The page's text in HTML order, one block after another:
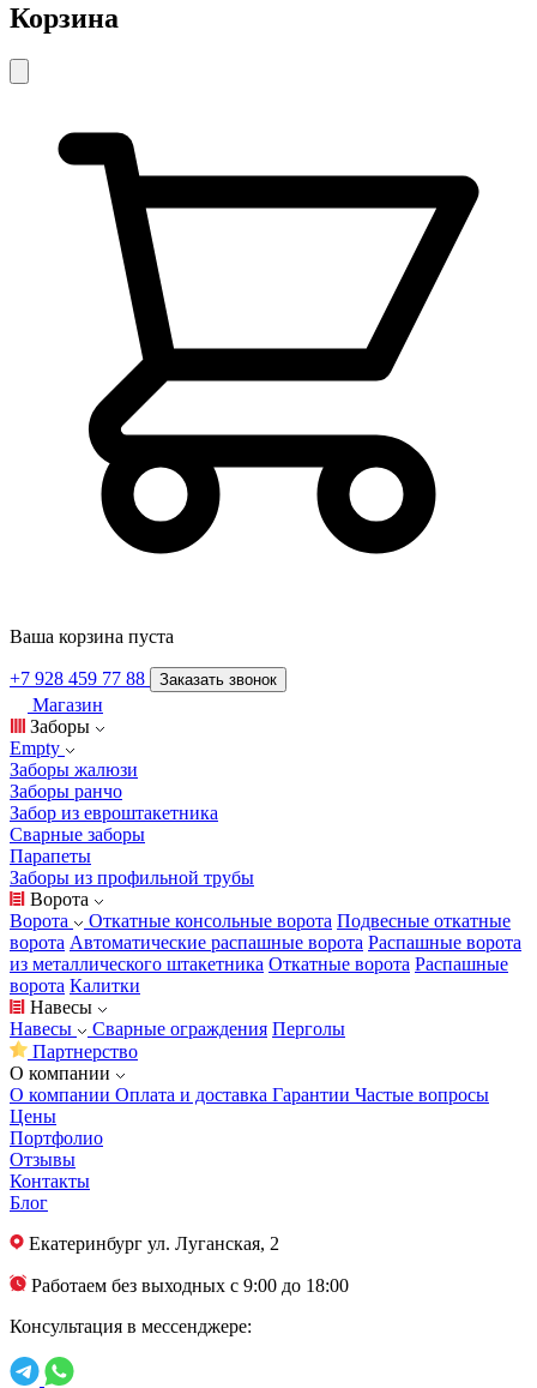
Корзина
Ваша корзина пуста
+7 928 459 77 88 Заказать звонок
Магазин
Заборы
Empty
Заборы жалюзи
Заборы ранчо
Забор из евроштакетника
Сварные заборы
Парапеты
Заборы из профильной трубы
Ворота
Ворота
Откатные консольные ворота Подвесные откатные
ворота Автоматические распашные ворота Распашные ворота
из металлического штакетника Откатные ворота Распашные
ворота Калитки
Навесы
Навесы
Сварные ограждения Перголы
Партнерство
О компании
О компании Оплата и доставка Гарантии Частые вопросы
Цены
Портфолио
Отзывы
Контакты
Блог
Екатеринбург ул. Луганская, 2
Работаем без выходных с 9:00 до 18:00
Консультация в мессенджере: